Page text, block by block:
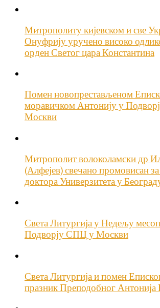
Митрополиту кијевском и све
Онуфрију уручено високо
орден Светог цара Константина
Помен новопрестављеном
моравичком Антонију у
Москви
Митрополит волоколамски др
(Алфејев) свечано промовисан
доктора Универзитета у
Света Литургија у Недељу
Подворју СПЦ у Москви
Света Литургија и помен
празник Преподобног Антонија